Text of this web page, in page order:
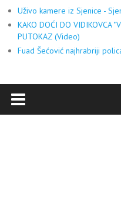
Uživo kamere iz Sjenice -
KAKO DOĆI DO VIDIKOVCA
PUTOKAZ (Video)
Fuad Šećović najhrabriji